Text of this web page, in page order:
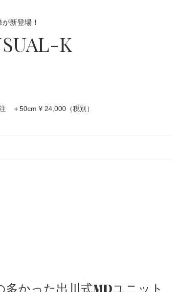
新登場！
K
＋50cm ¥ 24,000（税別）
かった出川式MDユニット